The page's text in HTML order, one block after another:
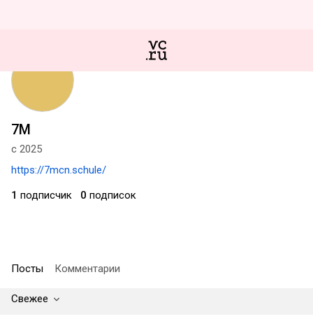
7M
с 2025
https://7mcn.schule/
1 подписчик 0 подписок
Посты Комментарии
Свежее